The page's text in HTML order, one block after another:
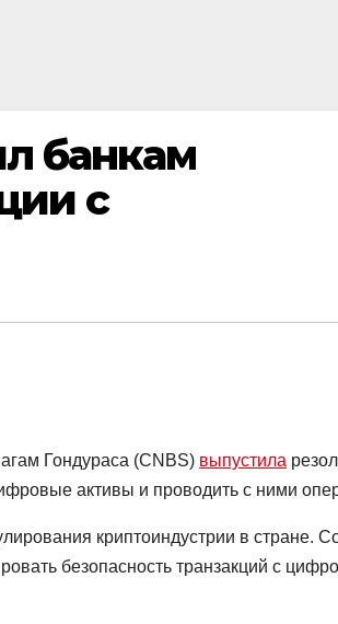
банкам
с
Гондураса (CNBS) выпустила
активы и проводить с ними
криптоиндустрии в стране.
безопасность транзакций с